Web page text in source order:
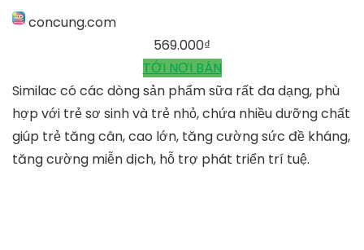
concung.com
569.000₫
TỚI NƠI BÁN
Similac có các dòng sản phẩm sữa rất đa dạng, phù
hợp với trẻ sơ sinh và trẻ nhỏ, chứa nhiều dưỡng chất
giúp trẻ tăng cân, cao lớn, tăng cường sức đề kháng,
tăng cường miễn dịch, hỗ trợ phát triển trí tuệ.